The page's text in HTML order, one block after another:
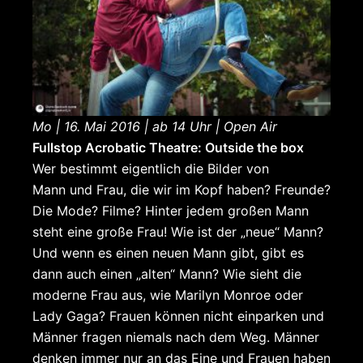
Mo | 16. Mai 2016 | ab 14 Uhr | Open Air
Fullstop Acrobatic Theatre: Outside the box
Wer bestimmt eigentlich die Bilder von
Mann und Frau, die wir im Kopf haben? Freunde?
Die Mode? Filme? Hinter jedem großen Mann
steht eine große Frau! Wie ist der „neue“ Mann?
Und wenn es einen neuen Mann gibt, gibt es
dann auch einen „alten“ Mann? Wie sieht die
moderne Frau aus, wie Marilyn Monroe oder
Lady Gaga? Frauen können nicht einparken und
Männer fragen niemals nach dem Weg. Männer
denken immer nur an das Eine und Frauen haben